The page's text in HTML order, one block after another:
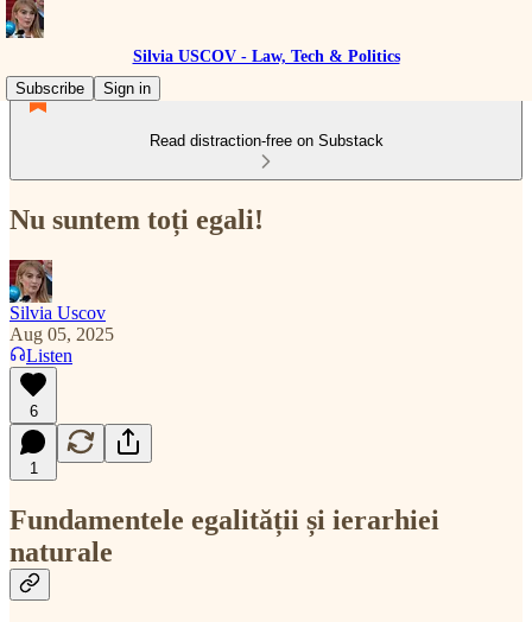
Silvia USCOV - Law, Tech & Politics
Subscribe
Sign in
Read distraction-free on Substack
Nu suntem toți egali!
Silvia Uscov
Aug 05, 2025
Listen
6
1
Fundamentele egalității și ierarhiei
naturale